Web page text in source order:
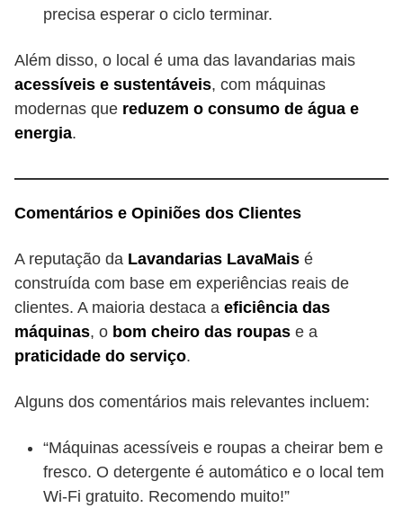
precisa esperar o ciclo terminar.
Além disso, o local é uma das lavandarias mais
acessíveis e sustentáveis, com máquinas
modernas que reduzem o consumo de água e
energia.
Comentários e Opiniões dos Clientes
A reputação da Lavandarias LavaMais é
construída com base em experiências reais de
clientes. A maioria destaca a eficiência das
máquinas, o bom cheiro das roupas e a
praticidade do serviço.
Alguns dos comentários mais relevantes incluem:
“Máquinas acessíveis e roupas a cheirar bem e
fresco. O detergente é automático e o local tem
Wi-Fi gratuito. Recomendo muito!”